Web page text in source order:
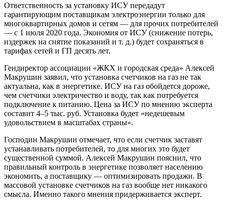
Ответственность за установку ИСУ передадут
гарантирующим поставщикам электроэнергии только для
многоквартирных домов и сетям — для прочих потребителей
— с 1 июля 2020 года. Экономия от ИСУ (снижение потерь,
издержек на снятие показаний и т. д.) будет сохраняться в
тарифах сетей и ГП десять лет.
Гендиректор ассоциации «ЖКХ и городская среда» Алексей
Макрушин заявил, что установка счетчиков на газ не так
актуальна, как в энергетике. ИСУ на газ обойдется дороже,
чем счетчики электричество и воду, так как потребуется
подключение к питанию. Цена за ИСУ по мнению эксперта
составит 4–5 тыс. руб. Установка будет «недешевым
удовольствием в масштабах страны».
Господин Макрушин отмечает, что если счетчик заставят
устанавливать потребителей, то для многих это будет
существенной суммой. Алексей Макрушин пояснил, что
правильный контроль в энергетике позволяет населению
экономить, а поставщику — оптимизировать продажи. В
массовой установке счетчиков на газ вообще нет никакого
смысла. Именно такого мнения придерживается эксперт.